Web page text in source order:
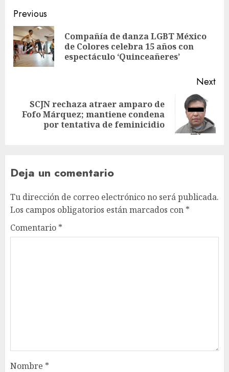
Previous
Compañía de danza LGBT México
de Colores celebra 15 años con
espectáculo ‘Quinceañeres’
Next
SCJN rechaza atraer amparo de
Fofo Márquez; mantiene condena
por tentativa de feminicidio
Deja un comentario
Tu dirección de correo electrónico no será publicada.
Los campos obligatorios están marcados con *
Comentario *
Nombre *